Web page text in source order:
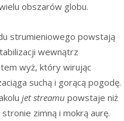
obszarów globu.
strumieniowego powstają
wewnątrz
wyż, który wirując
suchą i gorącą pogodę.
jet streamu powstaje niż
zimną i mokrą aurę.